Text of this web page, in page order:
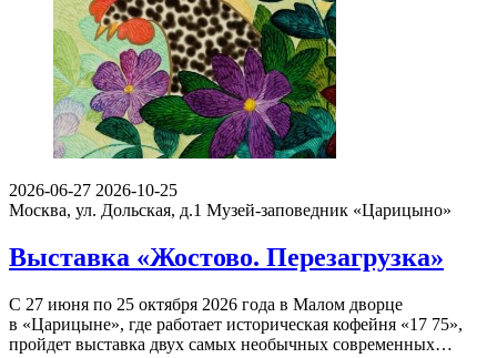
2026-06-27 2026-10-25
Москва, ул. Дольская, д.1 Музей-заповедник «Царицыно»
Выставка «Жостово. Перезагрузка»
С 27 июня по 25 октября 2026 года в Малом дворце
в «Царицыне», где работает историческая кофейня «17 75»,
пройдет выставка двух самых необычных современных…